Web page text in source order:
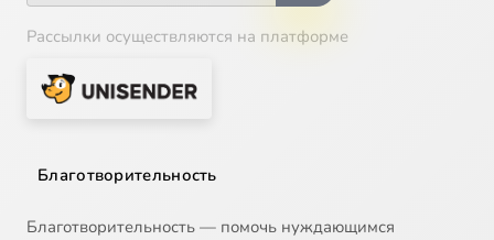
Рассылки осуществляются на платформе
Благотворительность
Благотворительность — помочь нуждающимся